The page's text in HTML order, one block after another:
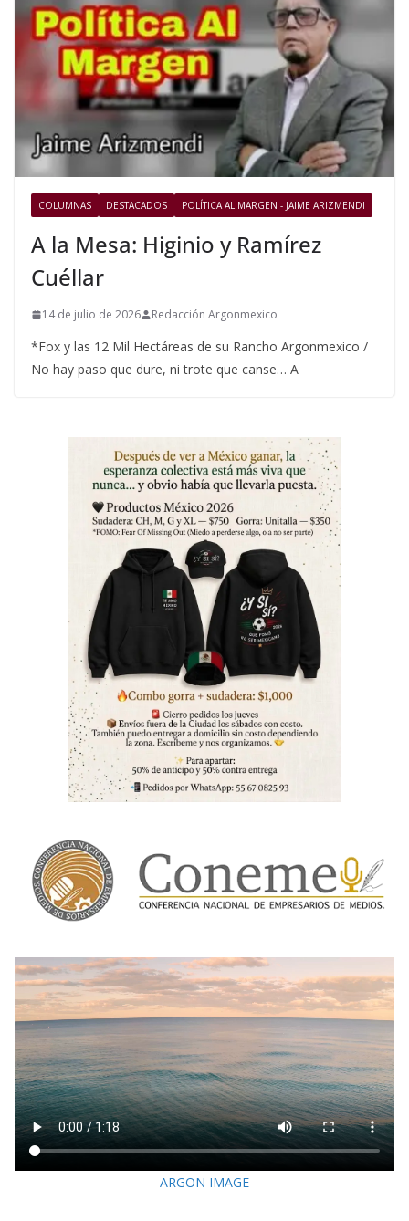
COLUMNAS DESTACADOS POLÍTICA AL MARGEN - JAIME ARIZMENDI
A la Mesa: Higinio y Ramírez
Cuéllar
14 de julio de 2026 Redacción Argonmexico
*Fox y las 12 Mil Hectáreas de su Rancho Argonmexico /
No hay paso que dure, ni trote que canse… A
ARGON IMAGE